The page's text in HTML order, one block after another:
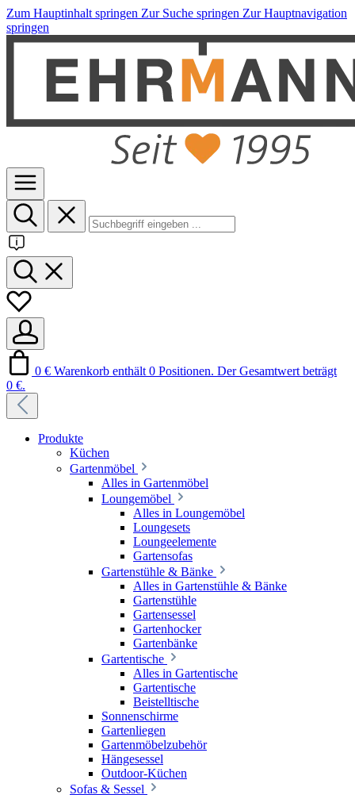
Zum Hauptinhalt springen Zur Suche springen Zur Hauptnavigation
springen
0 € Warenkorb enthält 0 Positionen. Der Gesamtwert beträgt
0 €.
Produkte
Küchen
Gartenmöbel
Alles in Gartenmöbel
Loungemöbel
Alles in Loungemöbel
Loungesets
Loungeelemente
Gartensofas
Gartenstühle & Bänke
Alles in Gartenstühle & Bänke
Gartenstühle
Gartensessel
Gartenhocker
Gartenbänke
Gartentische
Alles in Gartentische
Gartentische
Beistelltische
Sonnenschirme
Gartenliegen
Gartenmöbelzubehör
Hängesessel
Outdoor-Küchen
Sofas & Sessel